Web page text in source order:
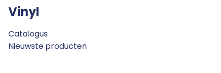
Vinyl
Catalogus
Nieuwste producten